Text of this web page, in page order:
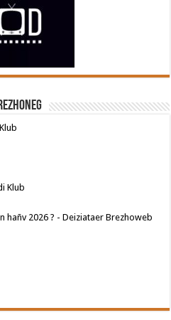
Klub
hañv 2026 ? - Deiziataer Brezhoweb